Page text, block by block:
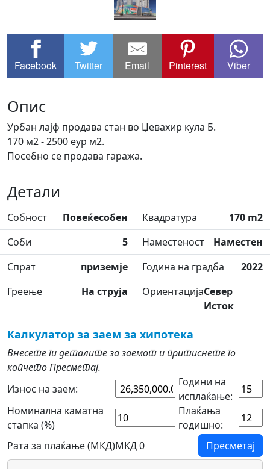
Facebook Twitter Email Pinterest Viber
Опис
Урбан лајф продава стан во Џевахир кула Б.
170 м2 - 2500 еур м2.
Посебно се продава гаража.
Детали
Собност Повеќесобен Квадратура
170 m2
Соби
5 Наместеност
Наместен
Спрат
приземје Година на градба
2022
Греење
На струја ОриентацијаСевер
Исток
Калкулатор за заем за хипотека
Внесете ги деталите за заемот и притиснете го
копчето Пресметај.
Износ на заем:
Години на
исплаќање:
Номинална каматна
стапка (%)
Плаќања
годишно:
Рата за плаќање (МКД)МКД 0 Пресметај